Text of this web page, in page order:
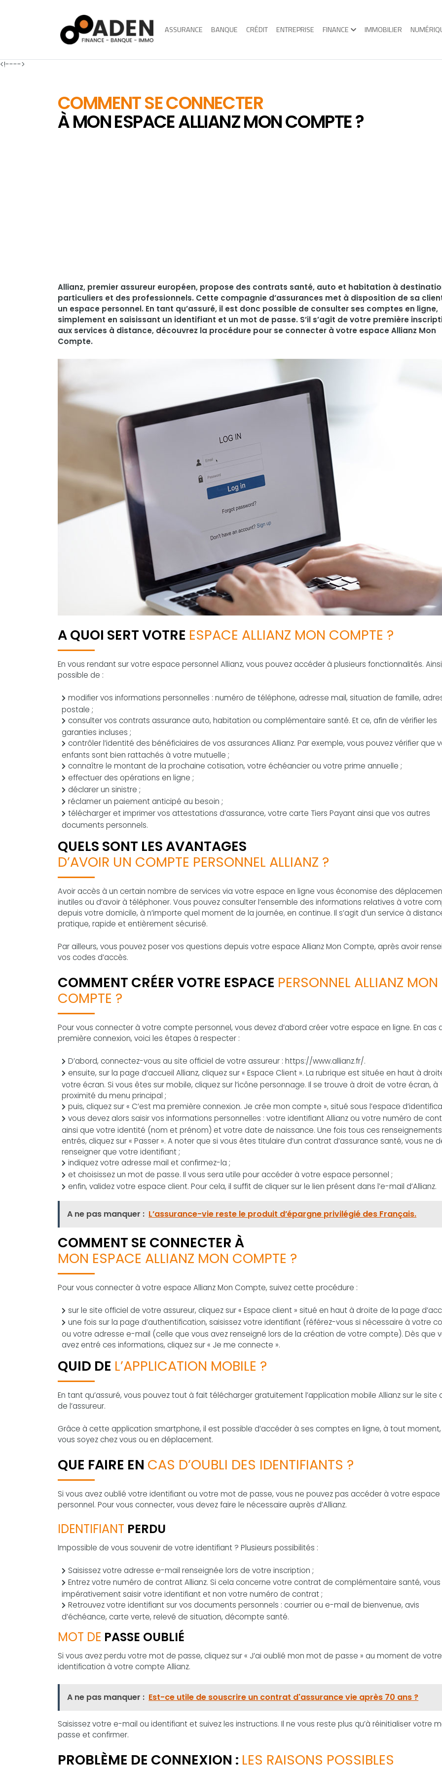
<!---->
ASSURANCE BANQUE CRÉDIT ENTREPRISE FINANCE IMMOBILIER
COMMENT SE CONNECTER
À MON ESPACE ALLIANZ MON COMPTE ?
Allianz, premier assureur européen, propose des contrats santé, auto et habitation à
particuliers et des professionnels. Cette compagnie d’assurances met à disposition de sa
un espace personnel. En tant qu’assuré, il est donc possible de consulter ses comptes en ligne,
simplement en saisissant un identifiant et un mot de passe. S’il s’agit de votre première
aux services à distance, découvrez la procédure pour se connecter à votre espace Allianz Mon
Compte.
A QUOI SERT VOTRE ESPACE ALLIANZ MON COMPTE ?
En vous rendant sur votre espace personnel Allianz, vous pouvez accéder à plusieurs fonctionnalités.
possible de :
modifier vos informations personnelles : numéro de téléphone, adresse mail, situation de famille,
postale ;
consulter vos contrats assurance auto, habitation ou complémentaire santé. Et ce, afin de vérifier les
garanties incluses ;
contrôler l’identité des bénéficiaires de vos assurances Allianz. Par exemple, vous pouvez vérifier que
enfants sont bien rattachés à votre mutuelle ;
connaître le montant de la prochaine cotisation, votre échéancier ou votre prime annuelle ;
effectuer des opérations en ligne ;
déclarer un sinistre ;
réclamer un paiement anticipé au besoin ;
télécharger et imprimer vos attestations d’assurance, votre carte Tiers Payant ainsi que vos autres
documents personnels.
QUELS SONT LES AVANTAGES
D’AVOIR UN COMPTE PERSONNEL ALLIANZ ?
Avoir accès à un certain nombre de services via votre espace en ligne vous économise des
inutiles ou d’avoir à téléphoner. Vous pouvez consulter l’ensemble des informations relatives à votre
depuis votre domicile, à n’importe quel moment de la journée, en continue. Il s’agit d’un service à
pratique, rapide et entièrement sécurisé.
Par ailleurs, vous pouvez poser vos questions depuis votre espace Allianz Mon Compte, après avoir
vos codes d’accès.
COMMENT CRÉER VOTRE ESPACE PERSONNEL ALLIANZ MON
COMPTE ?
Pour vous connecter à votre compte personnel, vous devez d’abord créer votre espace en ligne. En cas
première connexion, voici les étapes à respecter :
D’abord, connectez-vous au site officiel de votre assureur : https://www.allianz.fr/.
ensuite, sur la page d’accueil Allianz, cliquez sur « Espace Client ». La rubrique est située en haut à
votre écran. Si vous êtes sur mobile, cliquez sur l’icône personnage. Il se trouve à droit de votre écran, à
proximité du menu principal ;
puis, cliquez sur « C’est ma première connexion. Je crée mon compte », situé sous l’espace
vous devez alors saisir vos informations personnelles : votre identifiant Allianz ou votre numéro de
ainsi que votre identité (nom et prénom) et votre date de naissance. Une fois tous ces renseignements
entrés, cliquez sur « Passer ». A noter que si vous êtes titulaire d’un contrat d’assurance santé, vous ne
renseigner que votre identifiant ;
indiquez votre adresse mail et confirmez-la ;
et choisissez un mot de passe. Il vous sera utile pour accéder à votre espace personnel ;
enfin, validez votre espace client. Pour cela, il suffit de cliquer sur le lien présent dans l’e-mail d’Allianz.
A ne pas manquer : L’assurance-vie reste le produit d’épargne privilégié des Français.
COMMENT SE CONNECTER À
MON ESPACE ALLIANZ MON COMPTE ?
Pour vous connecter à votre espace Allianz Mon Compte, suivez cette procédure :
sur le site officiel de votre assureur, cliquez sur « Espace client » situé en haut à droite de la page
une fois sur la page d’authentification, saisissez votre identifiant (référez-vous si nécessaire à votre
ou votre adresse e-mail (celle que vous avez renseigné lors de la création de votre compte). Dès que
avez entré ces informations, cliquez sur « Je me connecte ».
QUID DE L’APPLICATION MOBILE ?
En tant qu’assuré, vous pouvez tout à fait télécharger gratuitement l’application mobile Allianz sur le site
de l’assureur.
Grâce à cette application smartphone, il est possible d’accéder à ses comptes en ligne, à tout
vous soyez chez vous ou en déplacement.
QUE FAIRE EN CAS D’OUBLI DES IDENTIFIANTS ?
Si vous avez oublié votre identifiant ou votre mot de passe, vous ne pouvez pas accéder à votre espace
personnel. Pour vous connecter, vous devez faire le nécessaire auprès d’Allianz.
IDENTIFIANT PERDU
Impossible de vous souvenir de votre identifiant ? Plusieurs possibilités :
Saisissez votre adresse e-mail renseignée lors de votre inscription ;
Entrez votre numéro de contrat Allianz. Si cela concerne votre contrat de complémentaire santé,
impérativement saisir votre identifiant et non votre numéro de contrat ;
Retrouvez votre identifiant sur vos documents personnels : courrier ou e-mail de bienvenue, avis
d’échéance, carte verte, relevé de situation, décompte santé.
MOT DE PASSE OUBLIÉ
Si vous avez perdu votre mot de passe, cliquez sur « J’ai oublié mon mot de passe » au moment de votre
identification à votre compte Allianz.
A ne pas manquer : Est-ce utile de souscrire un contrat d'assurance vie après 70 ans ?
Saisissez votre e-mail ou identifiant et suivez les instructions. Il ne vous reste plus qu’à réinitialiser votre
passe et confirmer.
PROBLÈME DE CONNEXION : LES RAISONS POSSIBLES